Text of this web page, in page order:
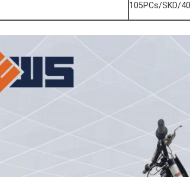
105PCs/SKD/